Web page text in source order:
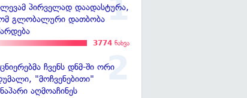
პირველად დაადასტურა,
გლობალური დათბობა
3774 ნახვა
ჩვენს დნმ-ში ორი
"მოჩვენებითი"
აღმოაჩინეს